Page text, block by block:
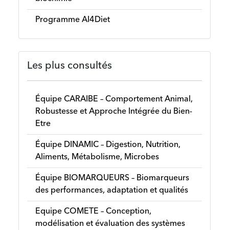
Programme AI4Diet
Les plus consultés
Équipe CARAIBE – Comportement Animal,
Robustesse et Approche Intégrée du Bien-
Etre
Équipe DINAMIC – Digestion, Nutrition,
Aliments, Métabolisme, Microbes
Équipe BIOMARQUEURS – Biomarqueurs
des performances, adaptation et qualités
Equipe COMETE – Conception,
modélisation et évaluation des systèmes